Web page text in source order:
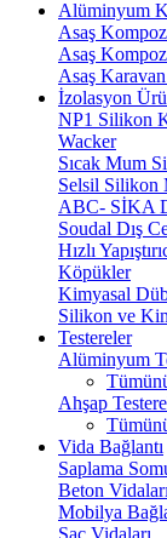
Alüminyum
Asaş
Asaş
Asaş
İzolasyon
NP1 Silikon
Wacker
Sıcak Mum
Selsil Silikon
ABC- SİKA
Soudal Dış
Hızlı
Köpükler
Kimyasal
Silikon ve
Testereler
Alüminyum
Ahşap
Vida Bağlantı
Saplama
Beton Vidaları
Mobilya
Sac Vidaları